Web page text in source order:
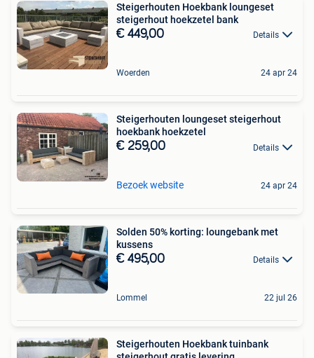
Steigerhouten Hoekbank loungeset
steigerhout hoekzetel bank
€ 449,00 Details
Woerden 24 apr 24
Steigerhouten loungeset steigerhout
hoekbank hoekzetel
€ 259,00 Details
Bezoek website 24 apr 24
Solden 50% korting: loungebank met
kussens
€ 495,00 Details
Lommel 22 jul 26
Steigerhouten Hoekbank tuinbank